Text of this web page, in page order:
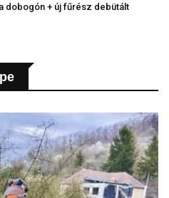
dobogón + új fűrész debütált